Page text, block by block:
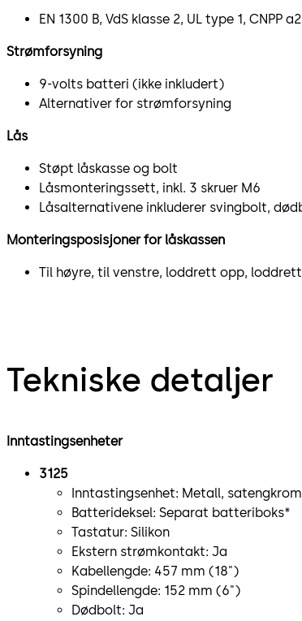
EN 1300 B, VdS klasse 2, UL type 1, CNPP
Strømforsyning
9-volts batteri (ikke inkludert)
Alternativer for strømforsyning
Lås
Støpt låskasse og bolt
Låsmonteringssett, inkl. 3 skruer M6
Låsalternativene inkluderer svingbolt,
Monteringsposisjoner for låskassen
Til høyre, til venstre, loddrett opp, loddrett
Tekniske detaljer
Inntastingsenheter
3125
Inntastingsenhet: Metall,
Batterideksel: Separat batteriboks*
Tastatur: Silikon
Ekstern strømkontakt: Ja
Kabellengde: 457 mm (18")
Spindellengde: 152 mm (6")
Dødbolt: Ja